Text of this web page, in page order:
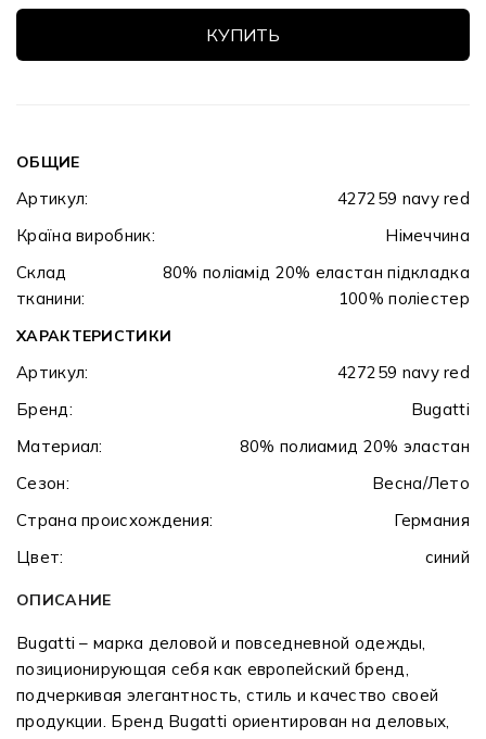
КУПИТЬ
ОБЩИЕ
Артикул:
427259 navy red
Країна виробник:
Німеччина
Склад
тканини:
80% поліамід 20% еластан підкладка
100% поліестер
ХАРАКТЕРИСТИКИ
Артикул:
427259 navy red
Бренд:
Bugatti
Материал:
80% полиамид 20% эластан
Сезон:
Весна/Лето
Страна происхождения:
Германия
Цвет:
синий
ОПИСАНИЕ
Bugatti – марка деловой и повседневной одежды,
позиционирующая себя как европейский бренд,
подчеркивая элегантность, стиль и качество своей
продукции. Бренд Bugatti ориентирован на деловых,